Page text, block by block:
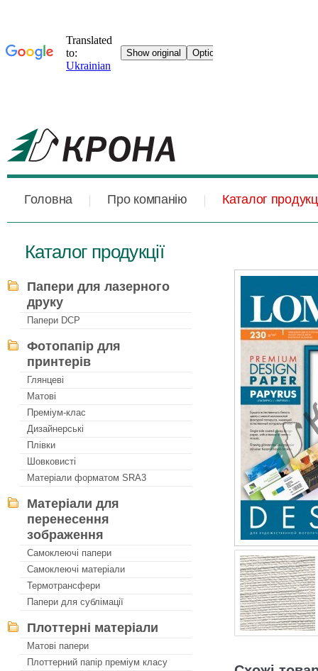
Головна Про компанію Каталог
Каталог продукції
Папери для лазерного
друку
Папери DCP
Фотопапір для
принтерів
Глянцеві
Матові
Преміум-клас
Дизайнерські
Плівки
Шовковисті
Матеріали форматом SRA3
Матеріали для
перенесення
зображення
Самоклеючі папери
Самоклеючі матеріали
Термотрансфери
Папери для сублімації
Плоттерні матеріали
Матові папери
Плоттерний папір преміум класу